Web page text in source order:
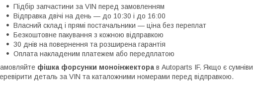
Підбір запчастини за VIN перед замовленням
Відправка двічі на день — до 10:30 і до 16:00
Власний склад і прямі постачальники — ціна без переплат
Безкоштовне пакування з кожною відправкою
30 днів на повернення та розширена гарантія
Оплата накладеним платежем або передплатою
фішка форсунки моноінжектора в Autoparts IF. Якщо є
деталь за VIN та каталожними номерами перед відправкою.